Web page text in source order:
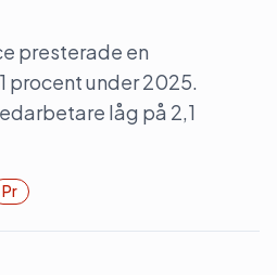
presterade en
procent under 2025.
låg på 2,1
Pr